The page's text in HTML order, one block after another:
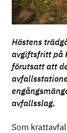
Höstens
avgiftsfritt på
förutsatt att
avfallsslag.
Som